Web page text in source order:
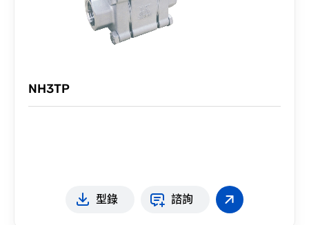
NH3TP
型錄 諮詢